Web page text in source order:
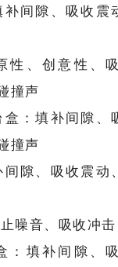
间隙、吸收震
、创意性、
撞声
：填补间隙、
撞声
隙、吸收震动
噪音、吸收冲击
填补间隙、